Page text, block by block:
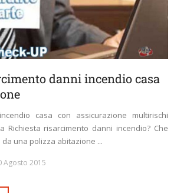
danni incendio casa
casa con assicurazione multirischi
Richiesta risarcimento danni incendio? Che
una polizza abitazione ...
Agosto 2015